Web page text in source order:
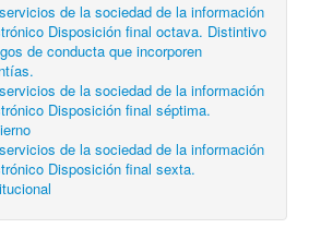
de la sociedad de la información
Disposición final octava. Distintivo
de conducta que incorporen
de la sociedad de la información
Disposición final séptima.
de la sociedad de la información
Disposición final sexta.